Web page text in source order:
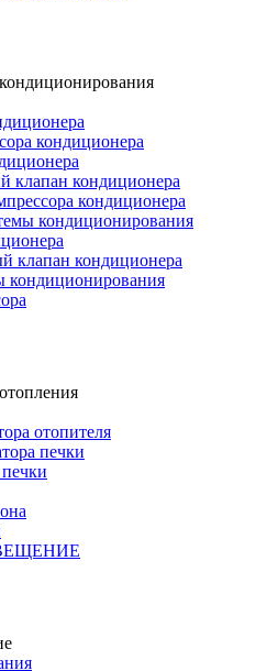
кондиционера
клапан кондиционера
кондиционера
кондиционирования
клапан кондиционера
кондиционирования
отопителя
печки